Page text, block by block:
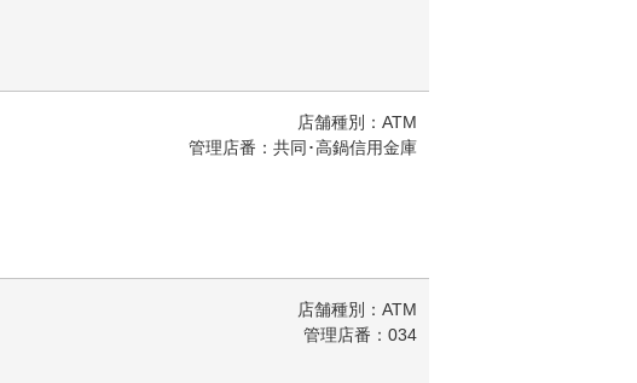
店舗種別：ATM
管理店番：共同･高鍋信用金庫
店舗種別：ATM
管理店番：034